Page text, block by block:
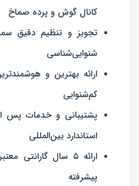
کانال گوش و پرده صماخ
تجویز و تنظیم دقیق
شنوایی‌شناسی
ارائه بهترین و
کم‌شنوایی
پشتیبانی و خدمات
استاندارد بین‌المللی
ارائه ۵ سال
پیشرفته